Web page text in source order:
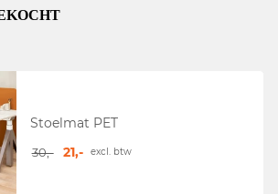
Stoelmat PET
30,- 21,- excl. btw